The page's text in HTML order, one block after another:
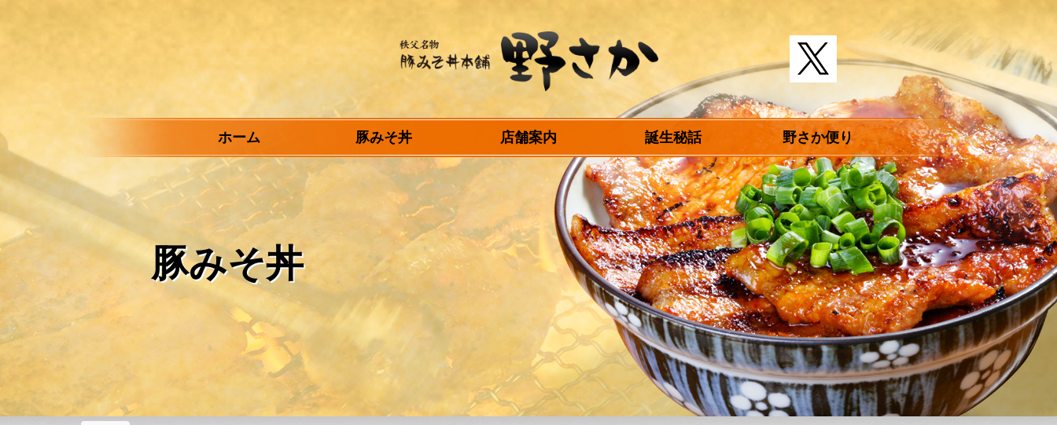
へ
ス
秩父名物 豚みそ丼
本舗 野さか
ホーム 豚みそ丼 店舗案内 誕生秘話 野さか便り
豚みそ丼